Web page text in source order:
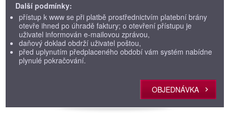
Další podmínky:
přístup k www se při platbě prostřednictvím platební brány
otevře ihned po úhradě faktury; o otevření přístupu je
uživatel informován e-mailovou zprávou,
daňový doklad obdrží uživatel poštou,
před uplynutím předplaceného období vám systém nabídne
plynulé pokračování.
OBJEDNÁVKA